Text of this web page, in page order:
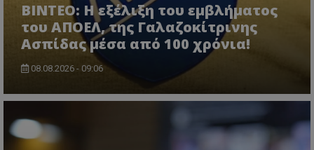
ΒΙΝΤΕΟ: Η εξέλιξη του εμβλήματος
του ΑΠΟΕΛ, της Γαλαζοκίτρινης
Ασπίδας μέσα από 100 χρόνια!
08.08.2026 - 09:06